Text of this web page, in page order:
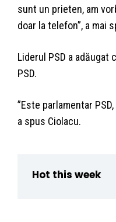
sunt un prieten, am
doar la telefon”, a mai
Liderul PSD a adăugat
PSD.
”Este parlamentar
a spus Ciolacu.
Hot this week